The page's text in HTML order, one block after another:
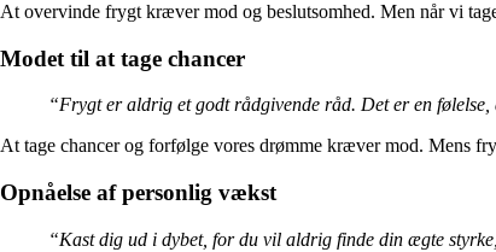
At overvinde frygt kræver mod og beslutsomhed. Men når vi
Modet til at tage chancer
“Frygt er aldrig et godt rådgivende råd. Det er en
At tage chancer og forfølge vores drømme kræver mod. Mens
Opnåelse af personlig vækst
“Kast dig ud i dybet, for du vil aldrig finde din ægte